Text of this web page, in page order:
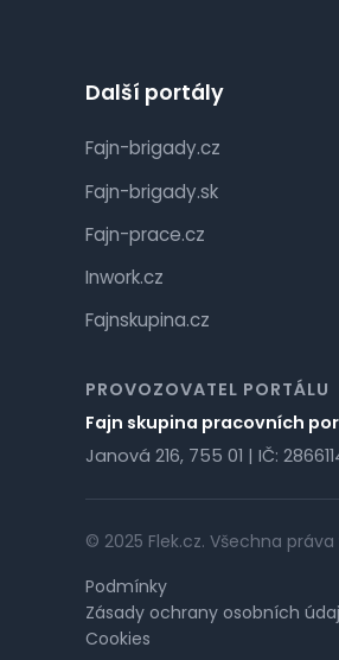
Další portály
Fajn-brigady.cz
Fajn-brigady.sk
Fajn-prace.cz
Inwork.cz
Fajnskupina.cz
PROVOZOVATEL PORTÁLU
Fajn skupina pracovních
Janová 216, 755 01 | IČ:
© 2025 Flek.cz. Všechna
Podmínky
Zásady ochrany osobních
Cookies